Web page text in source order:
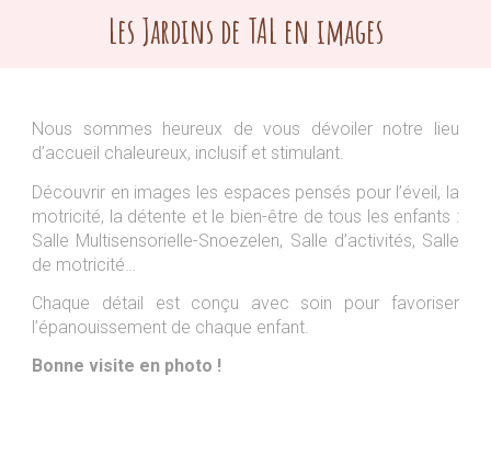
Les Jardins de TAL en images
Nous sommes heureux de vous dévoiler notre lieu
d’accueil chaleureux, inclusif et stimulant.
Découvrir en images les espaces pensés pour l’éveil, la
motricité, la détente et le bien-être de tous les enfants :
Salle Multisensorielle-Snoezelen, Salle d’activités, Salle
de motricité…
Chaque détail est conçu avec soin pour favoriser
l’épanouissement de chaque enfant.
Bonne visite en photo !